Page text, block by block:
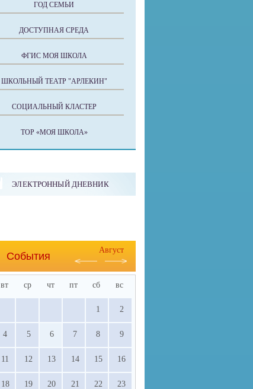
ГОД СЕМЬИ
ДОСТУПНАЯ СРЕДА
ФГИС МОЯ ШКОЛА
ШКОЛЬНЫЙ ТЕАТР "АРЛЕКИН"
СОЦИАЛЬНЫЙ КЛАСТЕР
ТОР «МОЯ ШКОЛА»
ЭЛЕКТРОННЫЙ ДНЕВНИК
События
Август
вт ср чт пт сб вс
1 2
4 5 6 7 8 9
11 12 13 14 15 16
18 19 20 21 22 23